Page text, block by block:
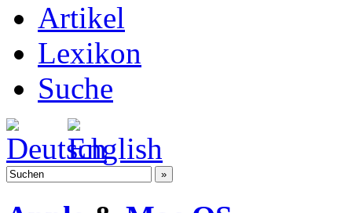
Artikel
Lexikon
Suche